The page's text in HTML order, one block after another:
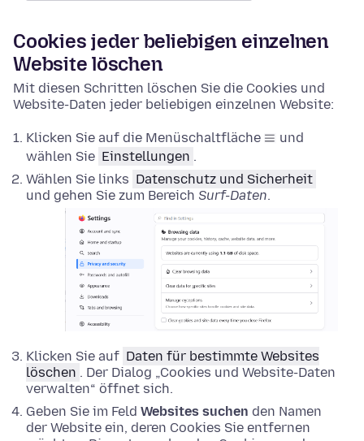
Cookies jeder beliebigen einzelnen
Website löschen
Mit diesen Schritten löschen Sie die Cookies und
Website-Daten jeder beliebigen einzelnen Website:
Klicken Sie auf die Menüschaltfläche
und
wählen Sie Einstellungen .
Wählen Sie links Datenschutz und Sicherheit
und gehen Sie zum Bereich Surf-Daten.
Klicken Sie auf Daten für bestimmte Websites
löschen . Der Dialog „Cookies und Website-Daten
verwalten“ öffnet sich.
Geben Sie im Feld Websites suchen den Namen
der Website ein, deren Cookies Sie entfernen